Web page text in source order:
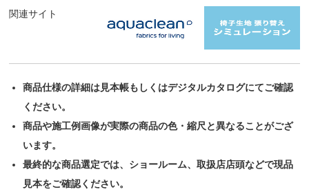
関連サイト
商品仕様の詳細は見本帳もしくはデジタルカタログにてご確認
ください。
商品や施工例画像が実際の商品の色・縮尺と異なることがござ
います。
最終的な商品選定では、ショールーム、取扱店店頭などで現品
見本をご確認ください。